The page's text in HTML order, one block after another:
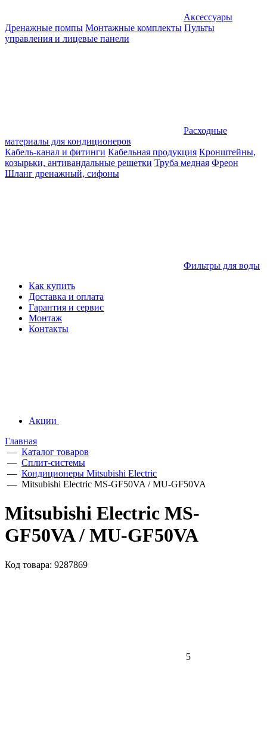
Аксессуары
Дренажные помпы Монтажные комплекты Пульты
управления и лицевые панели
Расходные
материалы для кондиционеров
Кабель-канал и фитинги Кабельная продукция Кронштейны,
козырьки, антивандальные решетки Труба медная Фреон
Шланг дренажный, сифоны
Фильтры для воды
Как купить
Доставка и оплата
Гарантия и сервис
Монтаж
Контакты
Акции
Главная
— Каталог товаров
— Сплит-системы
— Кондиционеры Mitsubishi Electric
— Mitsubishi Electric MS-GF50VA / MU-GF50VA
Mitsubishi Electric MS-
GF50VA / MU-GF50VA
Код товара: 9287869
5